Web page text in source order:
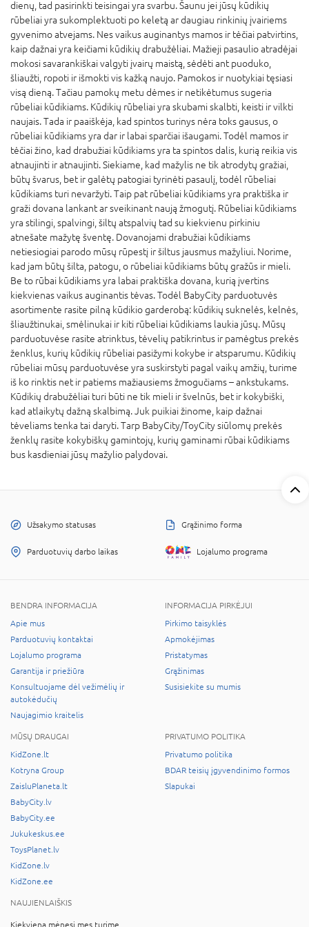
dienų, tad pasirinkti teisingai yra svarbu. Šaunu jei jūsų kūdikių
rūbeliai yra sukomplektuoti po keletą ar daugiau rinkinių įvairiems
gyvenimo atvejams. Nes vaikus auginantys mamos ir tėčiai patvirtins,
kaip dažnai yra keičiami kūdikių drabužėliai. Mažieji pasaulio atradėjai
mokosi savarankiškai valgyti įvairų maistą, sėdėti ant puoduko,
šliaužti, ropoti ir išmokti vis kažką naujo. Pamokos ir nuotykiai tęsiasi
visą dieną. Tačiau pamokų metu dėmes ir netikėtumus sugeria
rūbeliai kūdikiams. Kūdikių rūbeliai yra skubami skalbti, keisti ir vilkti
naujais. Tada ir paaiškėja, kad spintos turinys nėra toks gausus, o
rūbeliai kūdikiams yra dar ir labai sparčiai išaugami. Todėl mamos ir
tėčiai žino, kad drabužiai kūdikiams yra ta spintos dalis, kurią reikia vis
atnaujinti ir atnaujinti. Siekiame, kad mažylis ne tik atrodytų gražiai,
būtų švarus, bet ir galėtų patogiai tyrinėti pasaulį, todėl rūbeliai
kūdikiams turi nevaržyti. Taip pat rūbeliai kūdikiams yra praktiška ir
graži dovana lankant ar sveikinant naują žmogutį. Rūbeliai kūdikiams
yra stilingi, spalvingi, šiltų atspalvių tad su kiekvienu pirkiniu
atnešate mažytę šventę. Dovanojami drabužiai kūdikiams
netiesiogiai parodo mūsų rūpestį ir šiltus jausmus mažyliui. Norime,
kad jam būtų šilta, patogu, o rūbeliai kūdikiams būtų gražūs ir mieli.
Be to rūbai kūdikiams yra labai praktiška dovana, kurią įvertins
kiekvienas vaikus auginantis tėvas. Todėl BabyCity parduotuvės
asortimente rasite pilną kūdikio garderobą: kūdikių suknelės, kelnės,
šliaužtinukai, smėlinukai ir kiti rūbeliai kūdikiams laukia jūsų. Mūsų
parduotuvėse rasite atrinktus, tėvelių patikrintus ir pamėgtus prekės
ženklus, kurių kūdikių rūbeliai pasižymi kokybe ir atsparumu. Kūdikių
rūbeliai mūsų parduotuvėse yra suskirstyti pagal vaikų amžių, turime
iš ko rinktis net ir patiems mažiausiems žmogučiams – ankstukams.
Kūdikių drabužėliai turi būti ne tik mieli ir švelnūs, bet ir kokybiški,
kad atlaikytų dažną skalbimą. Juk puikiai žinome, kaip dažnai
tėveliams tenka tai daryti. Tarp BabyCity/ToyCity siūlomų prekės
ženklų rasite kokybiškų gamintojų, kurių gaminami rūbai kūdikiams
bus kasdieniai jūsų mažylio palydovai.
Užsakymo statusas Grąžinimo forma
Parduotuvių darbo laikas Lojalumo programa
BENDRA INFORMACIJA
Apie mus
Parduotuvių kontaktai
Lojalumo programa
Garantija ir priežiūra
Konsultuojame dėl vežimėlių ir
autokėdučių
Naujagimio kraitelis
INFORMACIJA PIRKĖJUI
Pirkimo taisyklės
Apmokėjimas
Pristatymas
Grąžinimas
Susisiekite su mumis
MŪSŲ DRAUGAI
KidZone.lt
Kotryna Group
ZaisluPlaneta.lt
BabyCity.lv
BabyCity.ee
Jukukeskus.ee
ToysPlanet.lv
KidZone.lv
KidZone.ee
PRIVATUMO POLITIKA
Privatumo politika
BDAR teisių įgyvendinimo formos
Slapukai
NAUJIENLAIŠKIS
Kiekvieną mėnesį mes turime